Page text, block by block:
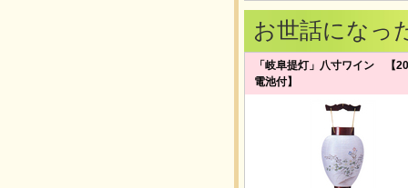
お世話になっ
「岐阜提灯」八寸ワイン 【
電池付】